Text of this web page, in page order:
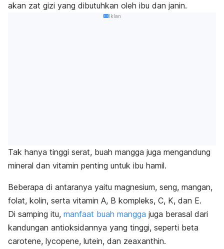
akan zat gizi yang dibutuhkan oleh ibu dan janin.
Iklan
Tak hanya tinggi serat, buah mangga juga mengandung
mineral dan vitamin penting untuk ibu hamil.
Beberapa di antaranya yaitu magnesium, seng, mangan,
folat, kolin, serta vitamin A, B kompleks, C, K, dan E.
Di samping itu, manfaat buah mangga juga berasal dari
kandungan antioksidannya yang tinggi, seperti beta
carotene, lycopene, lutein, dan zeaxanthin.